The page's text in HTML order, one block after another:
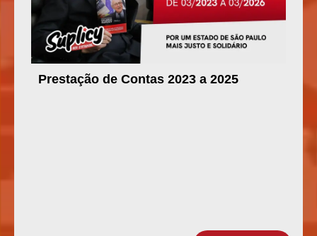
Prestação de Contas 2023 a 2025